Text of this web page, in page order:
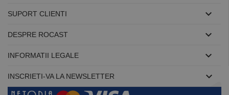
SUPORT CLIENTI 
DESPRE ROCAST 
INFORMATII LEGALE 
INSCRIETI-VA LA NEWSLETTER 